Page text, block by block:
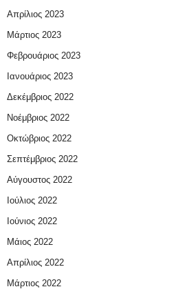
Απρίλιος 2023
Μάρτιος 2023
Φεβρουάριος 2023
Ιανουάριος 2023
Δεκέμβριος 2022
Νοέμβριος 2022
Οκτώβριος 2022
Σεπτέμβριος 2022
Αύγουστος 2022
Ιούλιος 2022
Ιούνιος 2022
Μάιος 2022
Απρίλιος 2022
Μάρτιος 2022